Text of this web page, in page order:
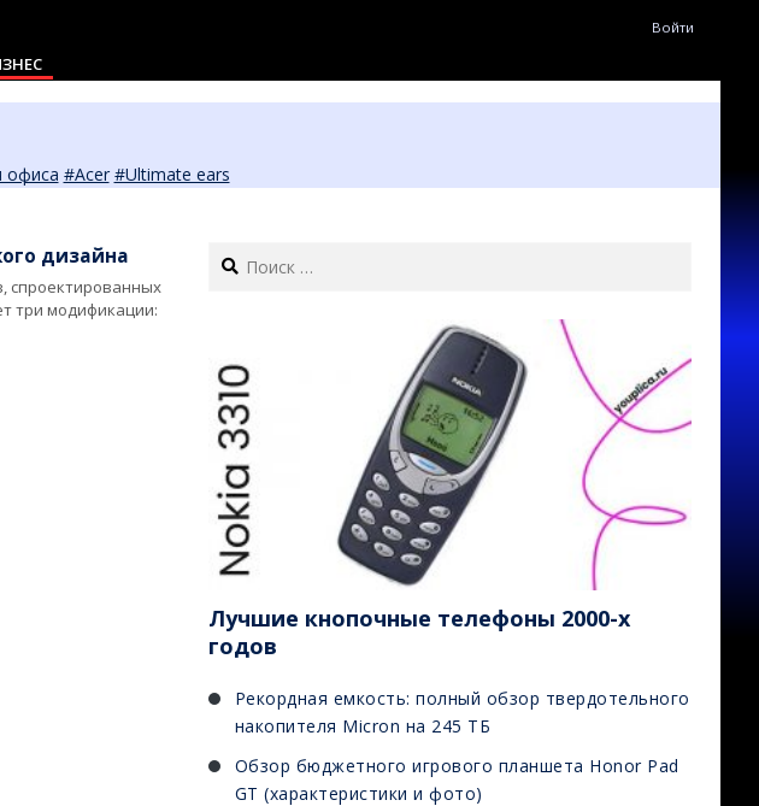
Войти
офиса #Acer #Ultimate ears
дизайна
спроектированных
три модификации:
Search
Лучшие кнопочные телефоны 2000-х
годов
Рекордная емкость: полный обзор твердотельного
накопителя Micron на 245 ТБ
Обзор бюджетного игрового планшета Honor Pad
GT (характеристики и фото)